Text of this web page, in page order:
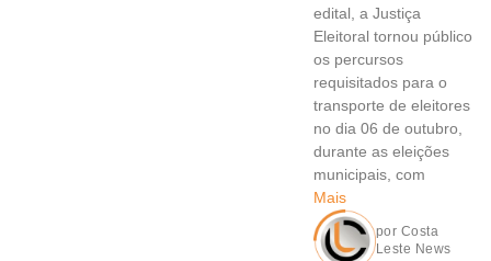
edital, a Justiça
Eleitoral tornou público
os percursos
requisitados para o
transporte de eleitores
no dia 06 de outubro,
durante as eleições
municipais, com
Mais
por Costa
Leste News